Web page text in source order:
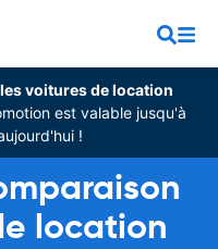
voitures de location
est valable jusqu'à
!
location